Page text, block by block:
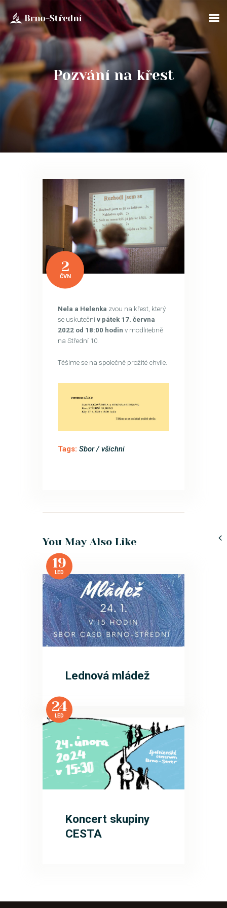
Pozvání na křest
ÚVOD
O NÁS
BOHOSLUŽBY
SOBOTNÍ ŠKOLA
KLUB PATHFINDER
AKTUÁLNĚ
ÚVAHY
FOTOGALERIE
KONTAKTY
EN/UA
2
ČVN
Nela a Helenka zvou na křest, který
se uskuteční v pátek 17. června
2022 od 18:00 hodin v modlitebně
na Střední 10.
Těšíme se na společně prožité chvíle.
Tags: Sbor / všichni
You May Also Like
19
LED
Lednová mládež
24
LED
Koncert skupiny
CESTA